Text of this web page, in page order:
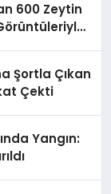
600 Zeytin
Şortla Çıkan
Çekti
Yangın: